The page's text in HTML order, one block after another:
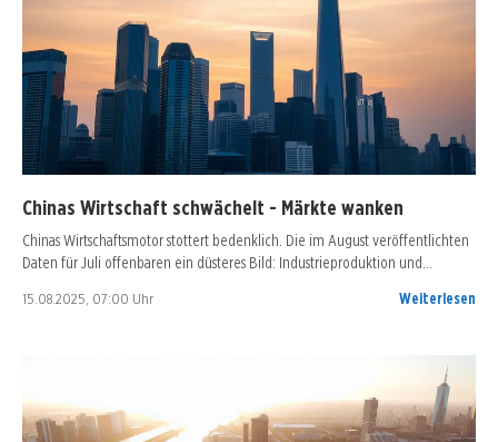
Chinas Wirtschaft schwächelt - Märkte wanken
Chinas Wirtschaftsmotor stottert bedenklich. Die im August veröffentlichten
Daten für Juli offenbaren ein düsteres Bild: Industrieproduktion und…
15.08.2025, 07:00 Uhr Weiterlesen